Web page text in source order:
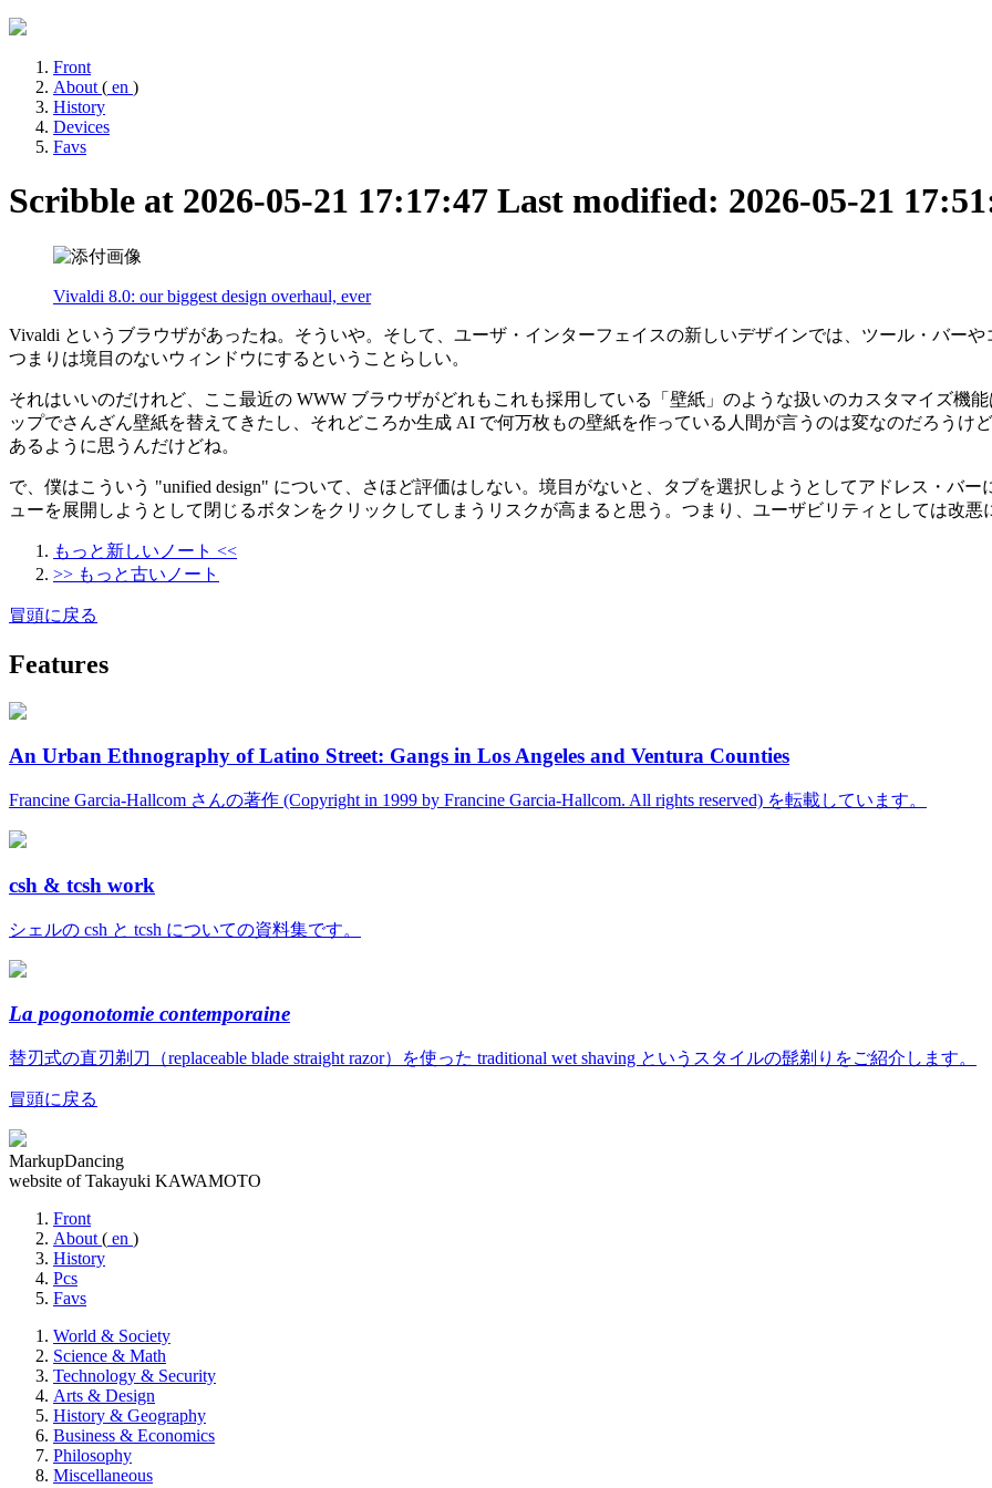
Front
About ( en )
History
Devices
Favs
Scribble at 2026-05-21 17:17:47 Last modified: 2026-05-21
Vivaldi 8.0: our biggest design overhaul, ever
Vivaldi というブラウザがあったね。そういや。そして、ユーザ・インターフェイスの新しいデザインでは、ツール・バー
つまりは境目のないウィンドウにするということらしい。
それはいいのだけれど、ここ最近の WWW ブラウザがどれもこれも採用している「壁紙」のような扱いのカスタマイズ機
ップでさんざん壁紙を替えてきたし、それどころか生成 AI で何万枚もの壁紙を作っている人間が言うのは変なのだろうけ
あるように思うんだけどね。
で、僕はこういう "unified design" について、さほど評価はしない。境目がないと、タブを選択しようとしてアドレス・バ
ューを展開しようとして閉じるボタンをクリックしてしまうリスクが高まると思う。つまり、ユーザビリティとしては改悪
もっと新しいノート <<
>> もっと古いノート
冒頭に戻る
Features
An Urban Ethnography of Latino Street: Gangs in Los Angeles and Ventura Counties
Francine Garcia-Hallcom さんの著作 (Copyright in 1999 by Francine Garcia-Hallcom. All rights reserved) を転載しています。
csh & tcsh work
シェルの csh と tcsh についての資料集です。
La pogonotomie contemporaine
替刃式の直刃剃刀（replaceable blade straight razor）を使った traditional wet shaving というスタイルの髭剃りをご紹介します。
冒頭に戻る
MarkupDancing
website of Takayuki KAWAMOTO
Front
About ( en )
History
Pcs
Favs
World & Society
Science & Math
Technology & Security
Arts & Design
History & Geography
Business & Economics
Philosophy
Miscellaneous